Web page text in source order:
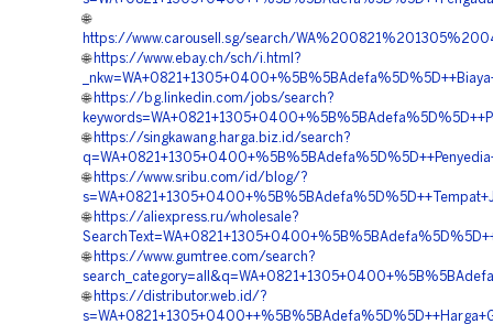
🌐
https://www.carousell.sg/search/
🌐 https://www.ebay.ch/sch/i.html?
🌐 https://bg.linkedin.com/jobs/search?
🌐 https://singkawang.harga.biz.id/search?
🌐 https://www.sribu.com/id/blog/?
🌐 https://aliexpress.ru/wholesale?
🌐 https://www.gumtree.com/search?
🌐 https://distributor.web.id/?